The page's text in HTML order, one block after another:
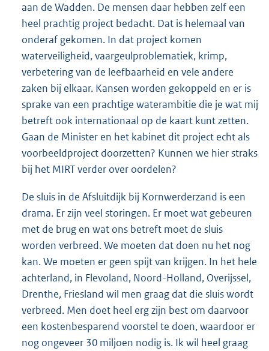
aan de Wadden. De mensen daar hebben zelf een
heel prachtig project bedacht. Dat is helemaal van
onderaf gekomen. In dat project komen
waterveiligheid, vaargeulproblematiek, krimp,
verbetering van de leefbaarheid en vele andere
zaken bij elkaar. Kansen worden gekoppeld en er is
sprake van een prachtige waterambitie die je wat mij
betreft ook internationaal op de kaart kunt zetten.
Gaan de Minister en het kabinet dit project echt als
voorbeeldproject doorzetten? Kunnen we hier straks
bij het MIRT verder over oordelen?
De sluis in de Afsluitdijk bij Kornwerderzand is een
drama. Er zijn veel storingen. Er moet wat gebeuren
met de brug en wat ons betreft moet de sluis
worden verbreed. We moeten dat doen nu het nog
kan. We moeten er geen spijt van krijgen. In het hele
achterland, in Flevoland, Noord-Holland, Overijssel,
Drenthe, Friesland wil men graag dat die sluis wordt
verbreed. Men doet heel erg zijn best om daarvoor
een kostenbesparend voorstel te doen, waardoor er
nog ongeveer 30 miljoen nodig is. Ik wil heel graag